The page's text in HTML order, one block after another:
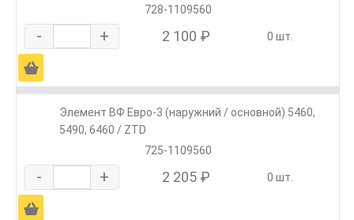
728-1109560
- + 2 100 ₽ 0 шт.
Ä
Элемент ВФ Евро-3 (наружний / основной) 5460,
5490, 6460 / ZTD
725-1109560
- + 2 205 ₽ 0 шт.
Ä